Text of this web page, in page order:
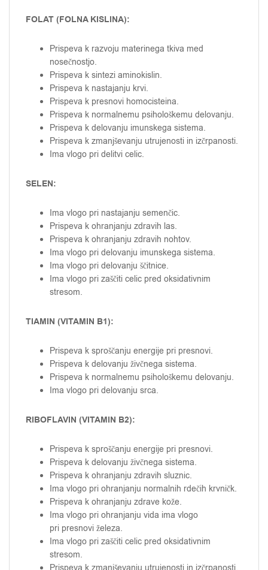
FOLAT (FOLNA KISLINA):
Prispeva k razvoju materinega tkiva med
nosečnostjo.
Prispeva k sintezi aminokislin.
Prispeva k nastajanju krvi.
Prispeva k presnovi homocisteina.
Prispeva k normalnemu psihološkemu delovanju.
Prispeva k delovanju imunskega sistema.
Prispeva k zmanjševanju utrujenosti in izčrpanosti.
Ima vlogo pri delitvi celic.
SELEN:
Ima vlogo pri nastajanju semenčic.
Prispeva k ohranjanju zdravih las.
Prispeva k ohranjanju zdravih nohtov.
Ima vlogo pri delovanju imunskega sistema.
Ima vlogo pri delovanju ščitnice.
Ima vlogo pri zaščiti celic pred oksidativnim
stresom.
TIAMIN (VITAMIN B1):
Prispeva k sproščanju energije pri presnovi.
Prispeva k delovanju živčnega sistema.
Prispeva k normalnemu psihološkemu delovanju.
Ima vlogo pri delovanju srca.
RIBOFLAVIN (VITAMIN B2):
Prispeva k sproščanju energije pri presnovi.
Prispeva k delovanju živčnega sistema.
Prispeva k ohranjanju zdravih sluznic.
Ima vlogo pri ohranjanju normalnih rdečih krvničk.
Prispeva k ohranjanju zdrave kože.
Ima vlogo pri ohranjanju vida ima vlogo
pri presnovi železa.
Ima vlogo pri zaščiti celic pred oksidativnim
stresom.